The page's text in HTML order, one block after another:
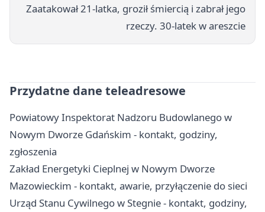
Zaatakował 21-latka, groził śmiercią i zabrał jego
rzeczy. 30-latek w areszcie
Przydatne dane teleadresowe
Powiatowy Inspektorat Nadzoru Budowlanego w
Nowym Dworze Gdańskim - kontakt, godziny,
zgłoszenia
Zakład Energetyki Cieplnej w Nowym Dworze
Mazowieckim - kontakt, awarie, przyłączenie do sieci
Urząd Stanu Cywilnego w Stegnie - kontakt, godziny,